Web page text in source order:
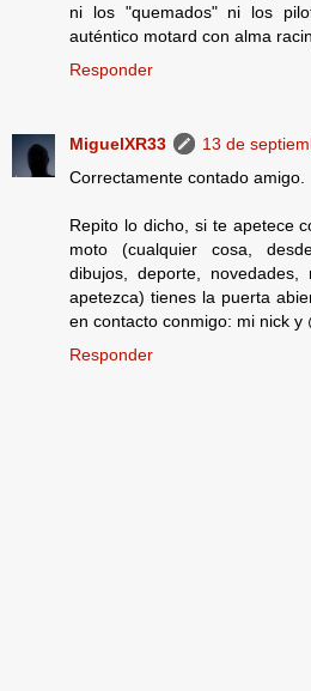
ni los "quemados" ni los
auténtico motard con alma
Responder
MiguelXR33
13 de
Correctamente contado amigo.
Repito lo dicho, si te apetece
moto (cualquier cosa,
dibujos, deporte,
apetezca) tienes la puerta
en contacto conmigo: mi nick y
Responder